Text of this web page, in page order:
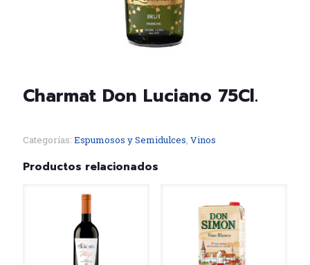
Charmat Don Luciano 75Cl.
Categorías: Espumosos y Semidulces, Vinos
Productos relacionados